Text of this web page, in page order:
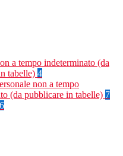
a tempo indeterminato (da
tabelle) 4
non a tempo
(da pubblicare in tabelle) 7